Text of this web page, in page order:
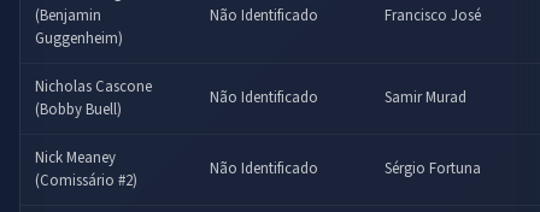
(Benjamin
Guggenheim)
Não Identificado Francisco José
Nicholas Cascone
(Bobby Buell)
Não Identificado Samir Murad
Nick Meaney
(Comissário #2)
Não Identificado Sérgio Fortuna